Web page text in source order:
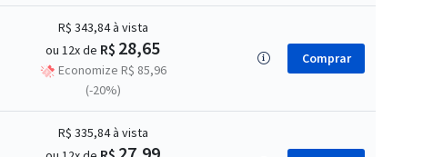
R$ 343,84à vista
ou 12x de R$ 28,65
Economize R$ 85,96
(-20%)
Comprar
R$ 335,84à vista